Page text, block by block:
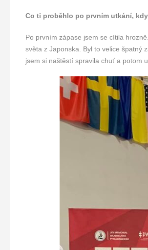
Co ti proběhlo po prvním utkání,
Po prvním zápase jsem se cítila
světa z Japonska. Byl to velice špatný
jsem si naštěstí spravila chuť a potom